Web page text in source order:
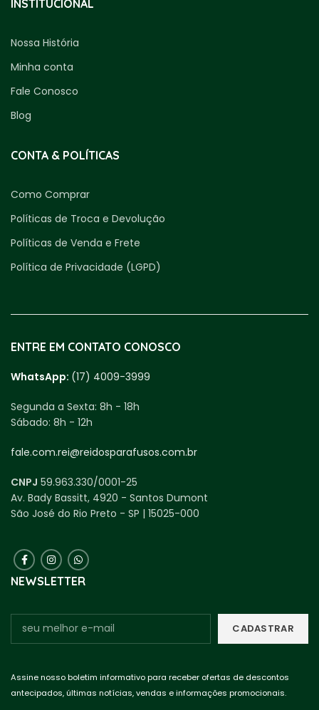
INSTITUCIONAL
Nossa História
Minha conta
Fale Conosco
Blog
CONTA & POLÍTICAS
Como Comprar
Políticas de Troca e Devolução
Políticas de Venda e Frete
Política de Privacidade (LGPD)
ENTRE EM CONTATO CONOSCO
WhatsApp: (17) 4009-3999
Segunda a Sexta: 8h - 18h
Sábado: 8h - 12h
fale.com.rei@reidosparafusos.com.br
CNPJ 59.963.330/0001-25
Av. Bady Bassitt, 4920 - Santos Dumont
São José do Rio Preto - SP | 15025-000
NEWSLETTER
Assine nosso boletim informativo para receber ofertas de descontos
antecipados, últimas notícias, vendas e informações promocionais.